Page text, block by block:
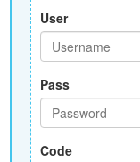
User
Pass
Code